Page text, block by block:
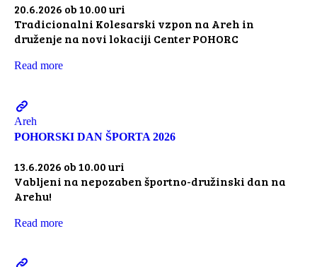
20.6.2026 ob 10.00 uri
Tradicionalni Kolesarski vzpon na Areh in
druženje na novi lokaciji Center POHORC
Read more
Areh
POHORSKI DAN ŠPORTA 2026
13.6.2026 ob 10.00 uri
Vabljeni na nepozaben športno-družinski dan na
Arehu!
Read more